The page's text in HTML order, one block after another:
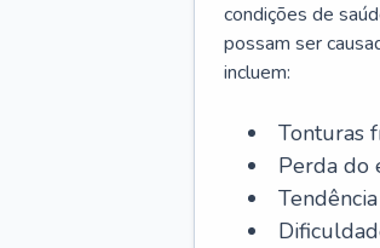
condições de
possam ser
incluem:
Tonturas
Perda do